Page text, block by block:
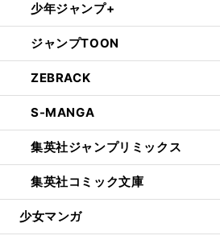
少年ジャンプ+
ジャンプTOON
ZEBRACK
S-MANGA
集英社ジャンプリミックス
集英社コミック文庫
少女マンガ